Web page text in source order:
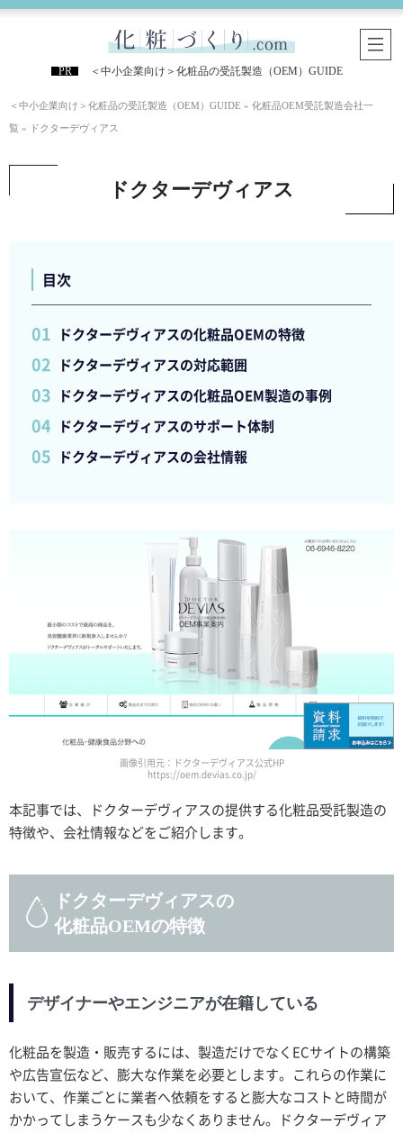
＜中小企業向け＞化粧品の受託製造（OEM）GUIDE
＜中小企業向け＞化粧品の受託製造（OEM）GUIDE » 化粧品OEM受託製造会社一
覧 » ドクターデヴィアス
ドクターデヴィアス
目次
ドクターデヴィアスの化粧品OEMの特徴
ドクターデヴィアスの対応範囲
ドクターデヴィアスの化粧品OEM製造の事例
ドクターデヴィアスのサポート体制
ドクターデヴィアスの会社情報
画像引用元：ドクターデヴィアス公式HP
https://oem.devias.co.jp/
本記事では、ドクターデヴィアスの提供する化粧品受託製造の
特徴や、会社情報などをご紹介します。
ドクターデヴィアスの
化粧品OEMの特徴
デザイナーやエンジニアが在籍している
化粧品を製造・販売するには、製造だけでなくECサイトの構築
や広告宣伝など、膨大な作業を必要とします。これらの作業に
おいて、作業ごとに業者へ依頼をすると膨大なコストと時間が
かかってしまうケースも少なくありません。ドクターデヴィア